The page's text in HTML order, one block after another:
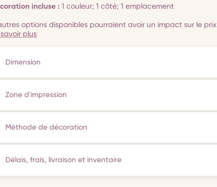
incluse : 1 couleur; 1 côté; 1 emplacement
options disponibles pourraient avoir un impact sur le
savoir plus
Dimension
Zone d'impression
Méthode de décoration
Délais, frais, livraison et inventaire